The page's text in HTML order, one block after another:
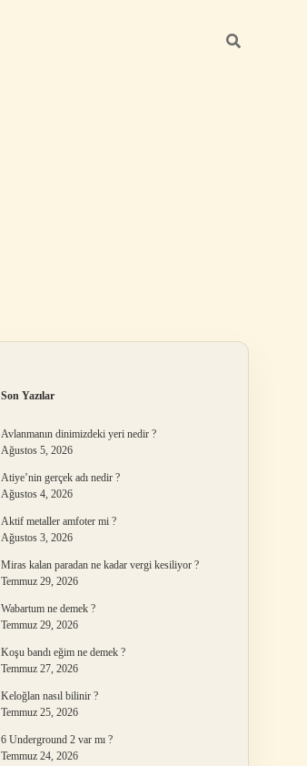
Son Yazılar
Avlanmanın dinimizdeki yeri nedir ?
Ağustos 5, 2026
Atiye’nin gerçek adı nedir ?
Ağustos 4, 2026
Aktif metaller amfoter mi ?
Ağustos 3, 2026
Miras kalan paradan ne kadar vergi kesiliyor ?
Temmuz 29, 2026
Wabartum ne demek ?
Temmuz 29, 2026
Koşu bandı eğim ne demek ?
Temmuz 27, 2026
Keloğlan nasıl bilinir ?
Temmuz 25, 2026
6 Underground 2 var mı ?
Temmuz 24, 2026